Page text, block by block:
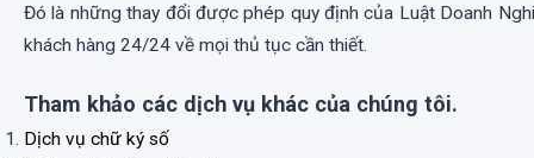
Đó là những thay đổi được phép quy định của Luật Doanh
khách hàng 24/24 về mọi thủ tục cần thiết.
Tham khảo các dịch vụ khác của chúng tôi.
Dịch vụ chữ ký số